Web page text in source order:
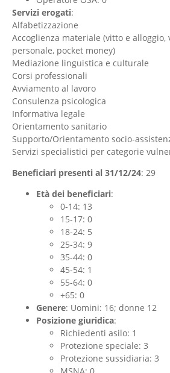
Servizi erogati:
Alfabetizzazione
Accoglienza materiale (vitto e alloggio,
personale, pocket money)
Mediazione linguistica e culturale
Corsi professionali
Avviamento al lavoro
Consulenza psicologica
Informativa legale
Orientamento sanitario
Supporto/Orientamento socio-
Servizi specialistici per categorie
Beneficiari presenti al 31/12/24: 29
Età dei beneficiari:
0-14: 13
15-17: 0
18-24: 5
25-34: 9
35-44: 0
45-54: 1
55-64: 0
+65: 0
Genere: Uomini: 16; donne 12
Posizione giuridica:
Richiedenti asilo: 1
Protezione speciale: 3
Protezione sussidiaria: 3